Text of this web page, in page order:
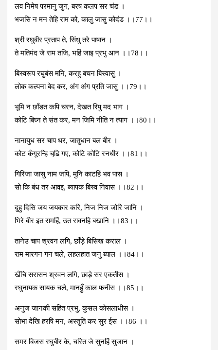
लव निमेष परमानु जुग, बरष कलप सर चंड ।
भजसि न मन तेहि राम को, कालु जासु कोदंड ।।77।।
श्री रघुबीर प्रताप ते, सिंधु तरे पाषान ।
ते मतिमंद जे राम तजि, भहिं जाइ प्रभु आन ।।78।।
बिस्‍वरूप रघुबंस मनि, करहु बचन बिस्‍वासु ।
लोक कल्‍पना बेद कर, अंग अंग प्रति जासु ।।79।।
भूमि न छॉंडत कपि चरन, देखत रिपु मद भाग ।
कोटि बिघ्‍न ते संत कर, मन जिमि नीति न त्‍याग ।।80।।
नानायुध सर चाप धर, जातुधान बल बीर ।
को‍ट कँगूरन्हि चढि़ गए, कोटि कोटि रनधीर ।।81।।
गिरिजा जासु नाम जपि, मुनि काटहिं भव पास ।
सो कि बंध तर आवइ, ब्‍यापक बिस्‍व निवास ।।82।।
दुहु दिसि जय जयकार करि, निज निज जोरि जानि ।
भिरे बीर इत रामहिं, उत रावनहि बखानि ।।83।।
तानेउ चाप श्रवन लगि, छॉंड़े बिसिख कराल ।
राम मारगन गन चले, लहलहात जनु ब्‍याल ।।84।।
खैंचि सरासन श्रवन लगि, छाड़े सर एकतीस ।
रघुनायक सायक चले, मानहुँ काल फनीस ।।85।।
अनुज जानकी सहित प्रभु, कुसल कोसलाधीस ।
सोभा देखि हरषि मन, अस्‍तुति कर सुर ईस ।।86 ।।
समर बिजस रघुबीर के, चरित जे सुनहिं सुजान ।